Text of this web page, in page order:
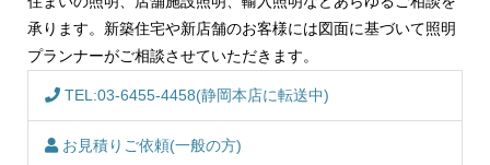
承ります。新築住宅や新店舗のお客様には図面に基づいて照明
プランナーがご相談させていただきます。
TEL:03-6455-4458(静岡本店に転送中)
お見積りご依頼(一般の方)